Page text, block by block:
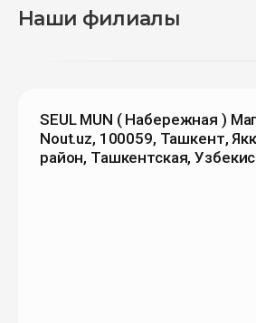
Наши филиалы
SEUL MUN ( Набережная )
Nout.uz, 100059, Ташкент,
район, Ташкентская,